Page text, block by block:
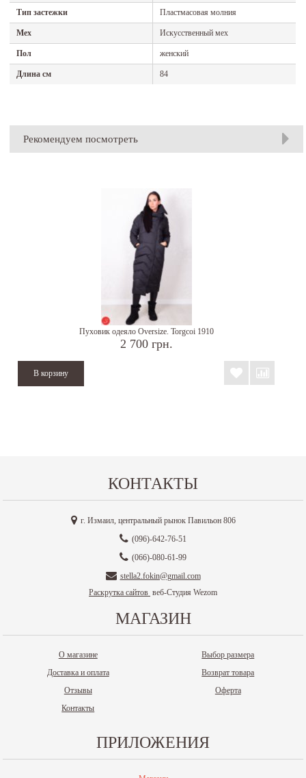
Тип застежки Пластмасовая молния
Мех Искусственный мех
Пол женский
Длина см 84
Рекомендуем посмотреть
Пуховик одеяло Oversize. Torgcoi 1910
2 700 грн.
КОНТАКТЫ
г. Измаил, центральный рынок Павильон 806
(096)-642-76-51
(066)-080-61-99
stella2.fokin@gmail.com
Раскрутка сайтов веб-Студия Wezom
МАГАЗИН
О магазине
Выбор размера
Доставка и оплата
Возврат товара
Отзывы
Оферта
Контакты
ПРИЛОЖЕНИЯ